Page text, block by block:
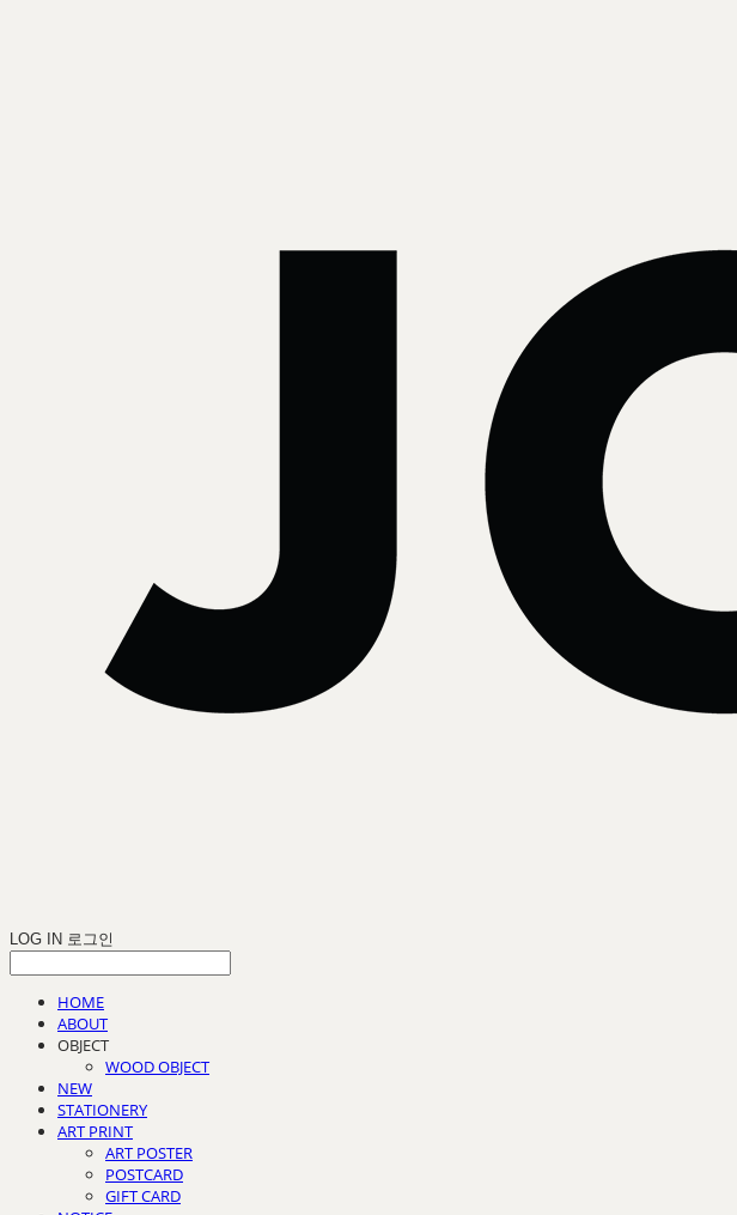
LOG IN 로그인
HOME
ABOUT
OBJECT
WOOD OBJECT
NEW
STATIONERY
ART PRINT
ART POSTER
POSTCARD
GIFT CARD